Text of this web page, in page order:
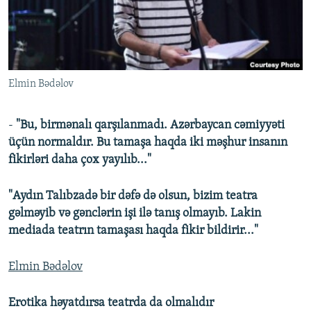
İNFOQRAFIKA
AZƏRBAYCAN ƏDƏBIYYATI KITABXANASI
İSLAM VƏ DEMOKRATIYA
İZ - MƏDƏNIYYƏT PROQRAMI
MISSIYAMIZ
PEŞƏ ETIKASI VƏ JURNALISTIKA STANDARTLARIMIZ
MATERIALLARIMIZDAN ISTIFADƏ
AZADLIQRADIOSU MOBIL TELEFONUNUZDA
XƏBƏR BÜLLETENLƏRIMIZ
BIZI IZLƏ
RFE/RL-in bütün saytları
Elmin Bədəlov
- "Bu, birmənalı qarşılanmadı. Azərbaycan cəmiyyəti
üçün normaldır. Bu tamaşa haqda iki məşhur insanın
fikirləri daha çox yayılıb..."
"Aydın Talıbzadə bir dəfə də olsun, bizim teatra
gəlməyib və gənclərin işi ilə tanış olmayıb. Lakin
mediada teatrın tamaşası haqda fikir bildirir..."
Elmin Bədəlov
Erotika həyatdırsa teatrda da olmalıdır